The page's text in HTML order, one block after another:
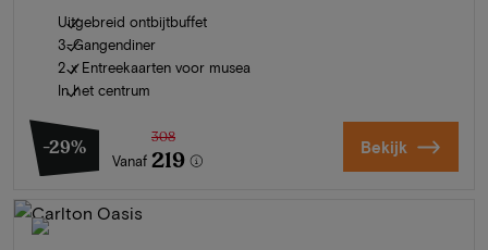
Uitgebreid ontbijtbuffet
3-Gangendiner
2 x Entreekaarten voor musea
In het centrum
-29%
Vanaf
308
219 Bekijk